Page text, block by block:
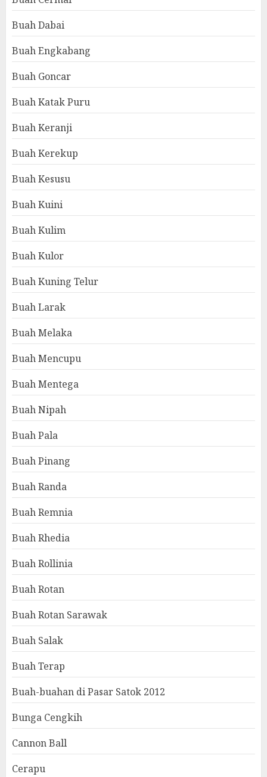
Buah Dabai
Buah Engkabang
Buah Goncar
Buah Katak Puru
Buah Keranji
Buah Kerekup
Buah Kesusu
Buah Kuini
Buah Kulim
Buah Kulor
Buah Kuning Telur
Buah Larak
Buah Melaka
Buah Mencupu
Buah Mentega
Buah Nipah
Buah Pala
Buah Pinang
Buah Randa
Buah Remnia
Buah Rhedia
Buah Rollinia
Buah Rotan
Buah Rotan Sarawak
Buah Salak
Buah Terap
Buah-buahan di Pasar Satok 2012
Bunga Cengkih
Cannon Ball
Cerapu